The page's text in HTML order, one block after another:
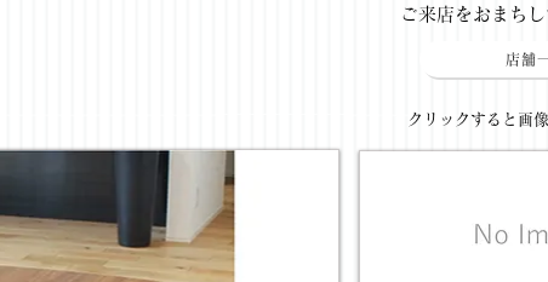
ご来店をおまちし
店舗
クリックすると画